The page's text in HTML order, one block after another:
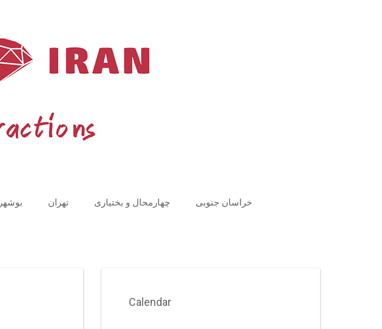
بوشهر تهران چهارمحال و بختیاری خراسان جنوبی
Calendar